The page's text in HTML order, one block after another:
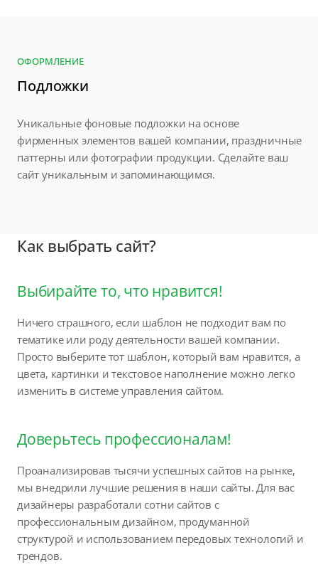
ОФОРМЛЕНИЕ
Подложки
Уникальные фоновые подложки на основе
фирменных элементов вашей компании, праздничные
паттерны или фотографии продукции. Сделайте ваш
сайт уникальным и запоминающимся.
Как выбрать сайт?
Выбирайте то, что нравится!
Ничего страшного, если шаблон не подходит вам по
тематике или роду деятельности вашей компании.
Просто выберите тот шаблон, который вам нравится, а
цвета, картинки и текстовое наполнение можно легко
изменить в системе управления сайтом.
Доверьтесь профессионалам!
Проанализировав тысячи успешных сайтов на рынке,
мы внедрили лучшие решения в наши сайты. Для вас
дизайнеры разработали сотни сайтов с
профессиональным дизайном, продуманной
структурой и использованием передовых технологий и
трендов.